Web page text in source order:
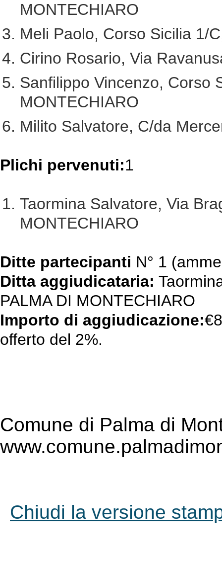
MONTECHIARO
Meli Paolo, Corso Sicilia 1/
Cirino Rosario, Via
Sanfilippo Vincenzo, Corso
MONTECHIARO
Milito Salvatore, C/da
Plichi pervenuti:1
Taormina Salvatore, Via
MONTECHIARO
Ditte partecipanti N° 1
Ditta aggiudicataria:
PALMA DI MONTECHIARO
Importo di aggiudicazione:
offerto del 2%.
Comune di Palma di
Chiudi la versione